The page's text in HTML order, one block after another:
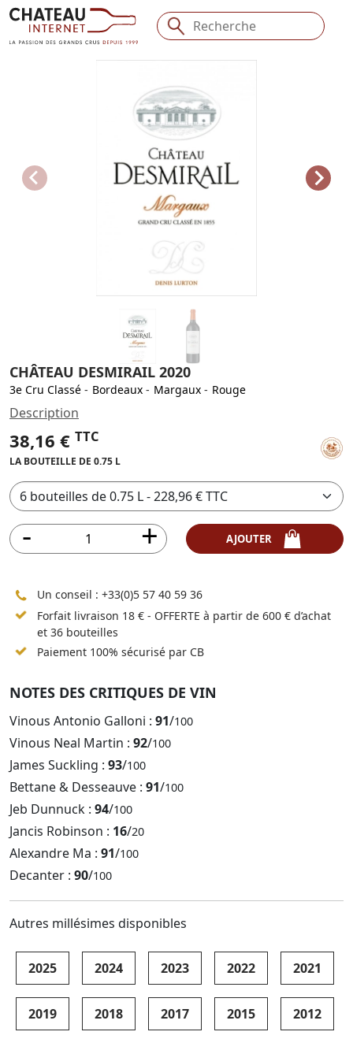
CHÂTEAU DESMIRAIL 2020
3e Cru Classé - Bordeaux - Margaux - Rouge
Description
38,16 € TTC
LA BOUTEILLE DE 0.75 L
Un conseil : +33(0)5 57 40 59 36
Forfait livraison 18 € - OFFERTE à partir de 600 € d’achat
et 36 bouteilles
Paiement 100% sécurisé par CB
NOTES DES CRITIQUES DE VIN
Vinous Antonio Galloni : 91/100
Vinous Neal Martin : 92/100
James Suckling : 93/100
Bettane & Desseauve : 91/100
Jeb Dunnuck : 94/100
Jancis Robinson : 16/20
Alexandre Ma : 91/100
Decanter : 90/100
Autres millésimes disponibles
2025 2024 2023 2022 2021
2019 2018 2017 2015 2012